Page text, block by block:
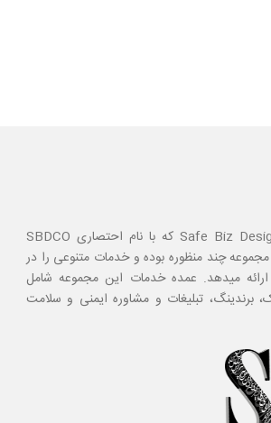
مجموعه Safe Biz Design Pty Ltd که با نام احتصاری SBDCO
چند منظوره بوده و خدمات متنوعی را در
میدهد. عمده خدمات این مجموعه شامل
برندینگ، تبلیغات و مشاوره ایمنی و سلامت